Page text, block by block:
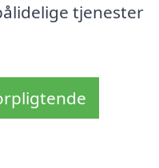
tjenester